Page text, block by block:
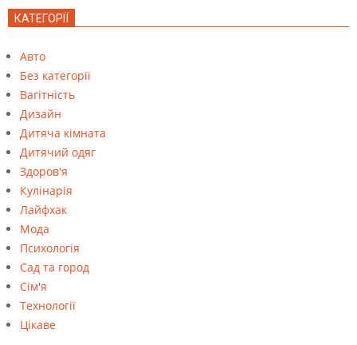
КАТЕГОРІЇ
Авто
Без категорії
Вагітність
Дизайн
Дитяча кімната
Дитячий одяг
Здоров'я
Кулінарія
Лайфхак
Мода
Психологія
Сад та город
Сім'я
Технології
Цікаве